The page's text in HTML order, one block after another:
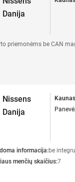
Danija
priemonėms be CAN
Nissens
Danija
informacija:be
menčių skaičius:7